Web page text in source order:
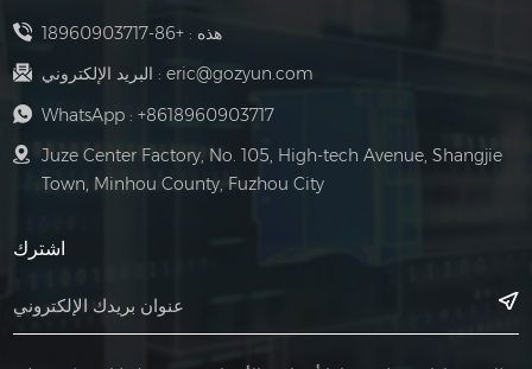
هذه :+86-18960903717
البريد الإلكتروني : eric@gozyun.com
WhatsApp : +8618960903717
Juze Center Factory, No. 105, High-tech Avenue, Shangjie
Town, Minhou County, Fuzhou City
اشترك